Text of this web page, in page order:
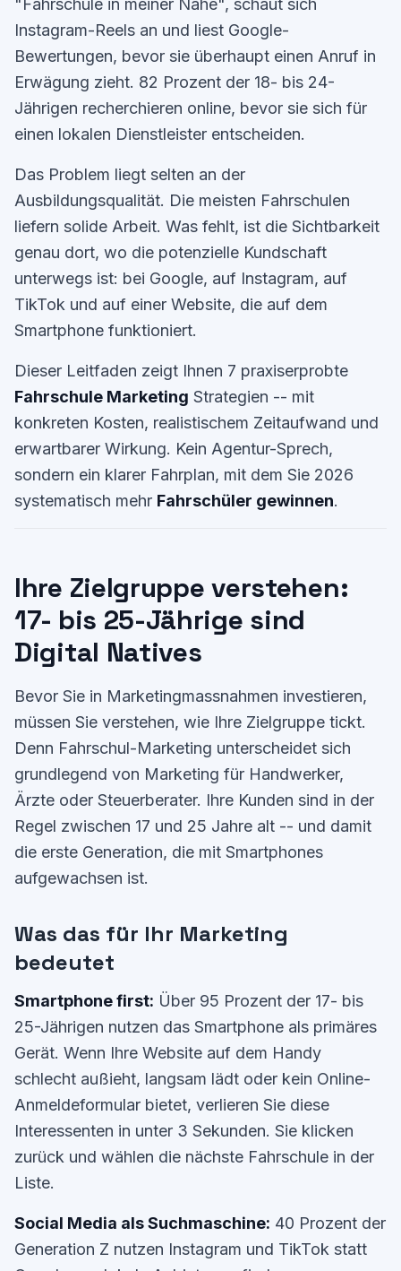
"Fahrschule in meiner Nähe", schaut sich
Instagram-Reels an und liest Google-
Bewertungen, bevor sie überhaupt einen Anruf in
Erwägung zieht. 82 Prozent der 18- bis 24-
Jährigen recherchieren online, bevor sie sich für
einen lokalen Dienstleister entscheiden.
Das Problem liegt selten an der
Ausbildungsqualität. Die meisten Fahrschulen
liefern solide Arbeit. Was fehlt, ist die Sichtbarkeit
genau dort, wo die potenzielle Kundschaft
unterwegs ist: bei Google, auf Instagram, auf
TikTok und auf einer Website, die auf dem
Smartphone funktioniert.
Dieser Leitfaden zeigt Ihnen 7 praxiserprobte
Fahrschule Marketing Strategien -- mit
konkreten Kosten, realistischem Zeitaufwand und
erwartbarer Wirkung. Kein Agentur-Sprech,
sondern ein klarer Fahrplan, mit dem Sie 2026
systematisch mehr Fahrschüler gewinnen.
Ihre Zielgruppe verstehen:
17- bis 25-Jährige sind
Digital Natives
Bevor Sie in Marketingmassnahmen investieren,
müssen Sie verstehen, wie Ihre Zielgruppe tickt.
Denn Fahrschul-Marketing unterscheidet sich
grundlegend von Marketing für Handwerker,
Ärzte oder Steuerberater. Ihre Kunden sind in der
Regel zwischen 17 und 25 Jahre alt -- und damit
die erste Generation, die mit Smartphones
aufgewachsen ist.
Was das für Ihr Marketing
bedeutet
Smartphone first: Über 95 Prozent der 17- bis
25-Jährigen nutzen das Smartphone als primäres
Gerät. Wenn Ihre Website auf dem Handy
schlecht außieht, langsam lädt oder kein Online-
Anmeldeformular bietet, verlieren Sie diese
Interessenten in unter 3 Sekunden. Sie klicken
zurück und wählen die nächste Fahrschule in der
Liste.
Social Media als Suchmaschine: 40 Prozent der
Generation Z nutzen Instagram und TikTok statt